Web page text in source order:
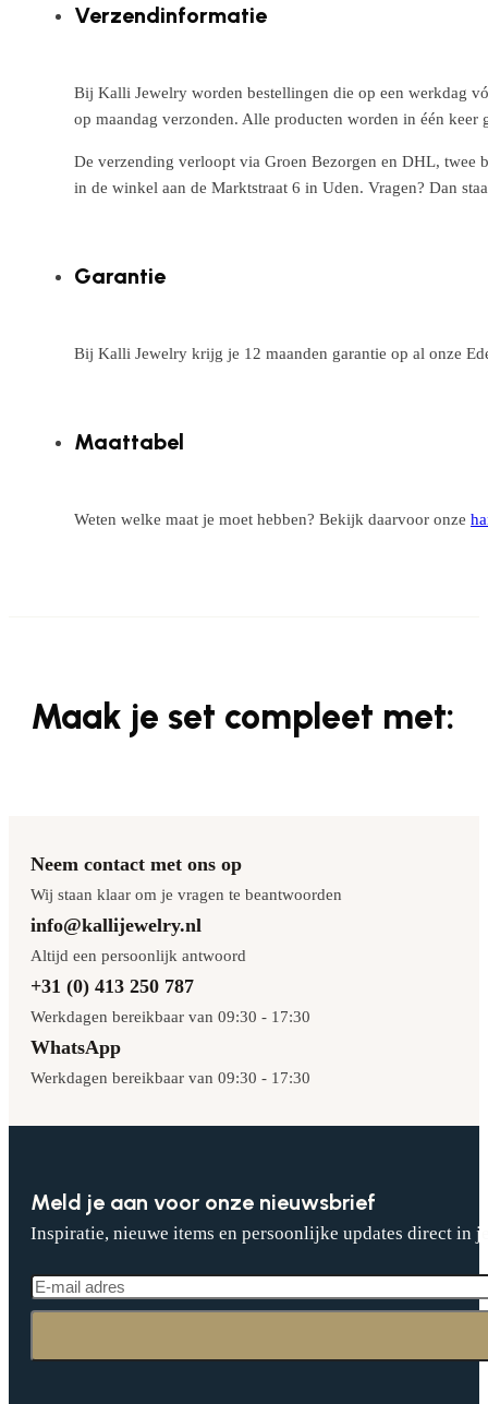
Verzendinformatie
Bij Kalli Jewelry worden bestellingen die op een werkdag
op maandag verzonden. Alle producten worden in één
De verzending verloopt via Groen Bezorgen en DHL, twee
in de winkel aan de Marktstraat 6 in Uden. Vragen? Dan
Garantie
Bij Kalli Jewelry krijg je 12 maanden garantie op al onze
Maattabel
Weten welke maat je moet hebben? Bekijk daarvoor onze
Maak je set compleet met:
Neem contact met ons op
Wij staan klaar om je vragen te beantwoorden
info@kallijewelry.nl
Altijd een persoonlijk antwoord
+31 (0) 413 250 787
Werkdagen bereikbaar van 09:30 - 17:30
WhatsApp
Werkdagen bereikbaar van 09:30 - 17:30
Meld je aan voor onze nieuwsbrief
Inspiratie, nieuwe items en persoonlijke updates direct in